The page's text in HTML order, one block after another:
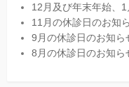
12月及び年末年始、
11月の休診日のお知
9月の休診日のお知ら
8月の休診日のお知ら